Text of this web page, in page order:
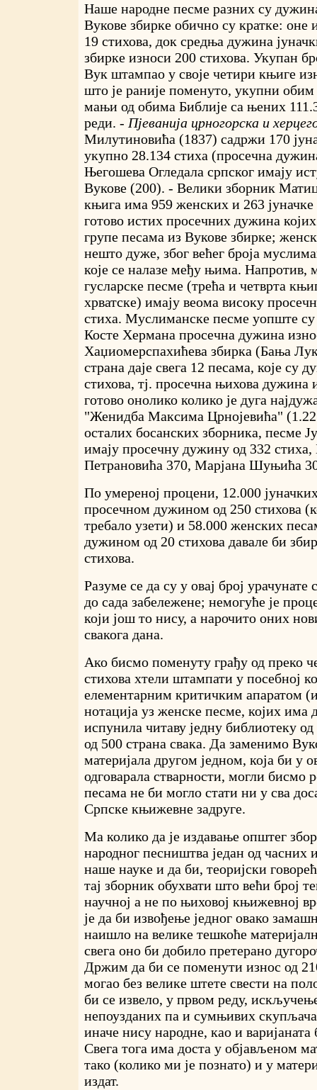
Наше народне песме разних су
Вукове збирке обично су кратке: оне
19 стихова, док средња дужина
збирке износи 200 стихова. Укупан
Вук штампао у своје четири књиге
што је раније поменуто, укупни обим
мањи од обима Библије са њених
реди. - Пјеванија црногорска и
Милутиновића (1837) садржи 170
укупно 28.134 стиха (просечна
Његошева Огледала српског имају
Вукове (200). - Велики зборник
књига има 959 женских и 263
готово истих просечних дужина којих
групе песама из Вукове збирке;
нешто дуже, због већег броја
које се налазе међу њима. Напротив,
гусларске песме (трећа и четврта
хрватске) имају веома високу
стиха. Муслиманске песме уопште су
Косте Хермана просечна дужина
Хаџиомерспахићева збирка (Бања
страна даје свега 12 песама, које су
стихова, тј. просечна њихова дужина
готово онолико колико је дуга
"Женидба Максима Црнојевића"
осталих босанских зборника, песме
имају просечну дужину од 332
Петрановића 370, Марјана Шуњића
По умереној процени, 12.000
просечном дужином од 250 стихова
требало узети) и 58.000 женских
дужином од 20 стихова давале би
стихова.
Разуме се да су у овај број урачунате
до сада забележене; немогуће је
који још то нису, а нарочито оних
свакога дана.
Ако бисмо поменуту грађу од преко
стихова хтели штампати у посебној
елементарним критичким апаратом
нотација уз женске песме, којих има
испунила читаву једну библиотеку од
од 500 страна свака. Да заменимо
материјала другом једном, која би у
одговарала стварности, могли бисмо
песама не би могло стати ни у сва
Српске књижевне задруге.
Ма колико да је издавање општег
народног песништва један од часних
наше науке и да би, теоријски
тај зборник обухвати што већи број
научној а не по њиховој књижевној
је да би извођење једног овако
наишло на велике тешкоће
свега оно би добило претерано
Држим да би се поменути износ од
могао без велике штете свести на
би се извело, у првом реду,
непоузданих па и сумњивих
иначе нису народне, као и варијаната
Свега тога има доста у објављеном
тако (колико ми је познато) и у
издат.